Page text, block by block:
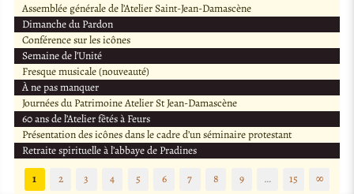
Assemblée générale de l’Atelier Saint-Jean-Damascène
Dimanche du Pardon
Conférence sur les icônes
Semaine de l’Unité
Fresque musicale (nouveauté)
À ne pas manquer
Journées du Patrimoine Atelier St Jean-Damascène
60 ans de l’Atelier fêtés à Feurs
Présentation des icônes dans le cadre d’un séminaire protestant
Retraite spirituelle à l’abbaye de Pradines
1
2 3 4 5 6 7 8 9 … 15 ∞